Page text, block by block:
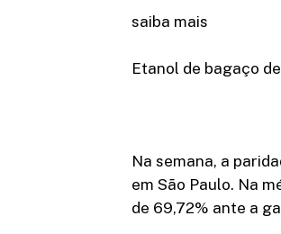
saiba mais
Etanol de bagaço
Na semana, a
em São Paulo. Na
de 69,72% ante a